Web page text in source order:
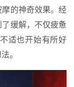
的神奇效果。经
缓解，不仅疲惫
适也开始有所好
。